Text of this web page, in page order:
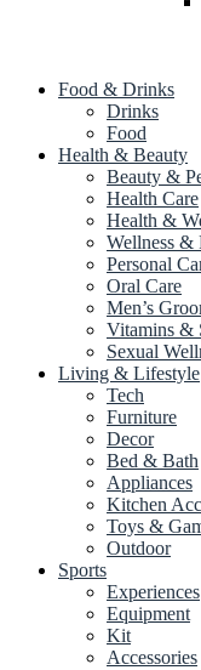
Food & Drinks
Drinks
Food
Health & Beauty
Beauty &
Health Care
Health &
Wellness &
Personal
Oral Care
Men’s
Vitamins &
Sexual
Living & Lifestyle
Tech
Furniture
Decor
Bed & Bath
Appliances
Kitchen
Toys &
Outdoor
Sports
Experiences
Equipment
Kit
Accessories